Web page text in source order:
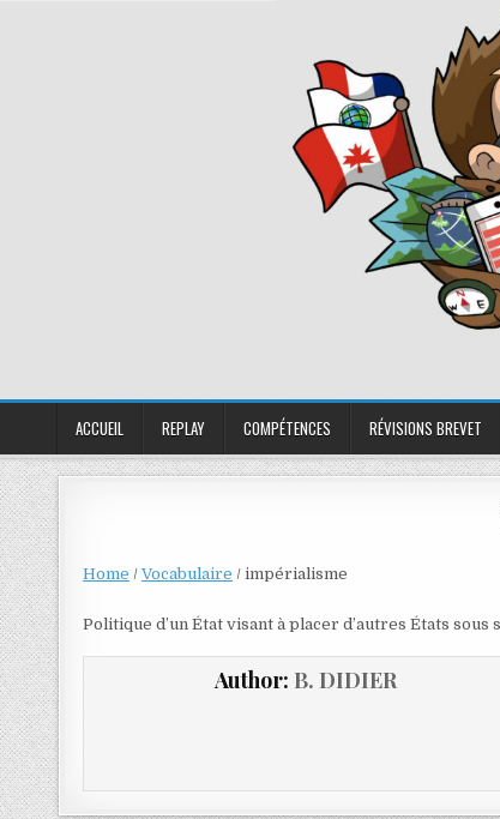
ACCUEIL REPLAY COMPÉTENCES RÉVISIONS BREVET
Home /Vocabulaire /impérialisme
Politique d’un État visant à placer d’autres États
Author: B. DIDIER